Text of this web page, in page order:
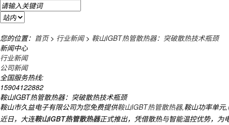
您的位置： 首页> 行业新闻> 鞍山IGBT热管散热器：突破散热技术瓶颈
新闻中心
行业新闻
公司新闻
全国服务热线:
15904122882
鞍山IGBT热管散热器：突破散热技术瓶颈
鞍山市久益电子有限公司为您免费提供鞍山IGBT热管散热器,鞍山功率单元
近日，大连鞍山IGBT热管散热器正式推出，凭借散热与智能温控优势，为